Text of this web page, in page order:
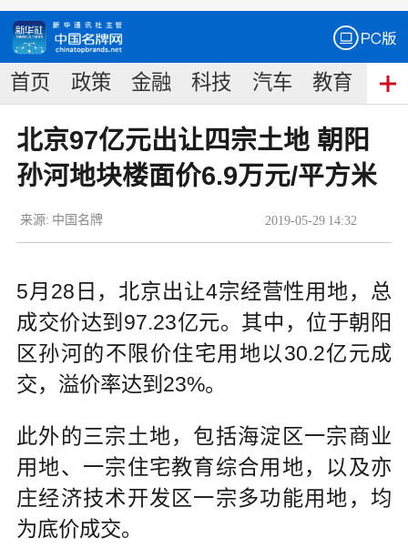
首页 政策 金融 科技 汽车 教育 食
北京97亿元出让四宗土地 朝阳
孙河地块楼面价6.9万元/平方米
2019-05-29 14:32
来源: 中国名牌
5月28日，北京出让4宗经营性用地，总
成交价达到97.23亿元。其中，位于朝阳
区孙河的不限价住宅用地以30.2亿元成
交，溢价率达到23%。
此外的三宗土地，包括海淀区一宗商业
用地、一宗住宅教育综合用地，以及亦
庄经济技术开发区一宗多功能用地，均
为底价成交。